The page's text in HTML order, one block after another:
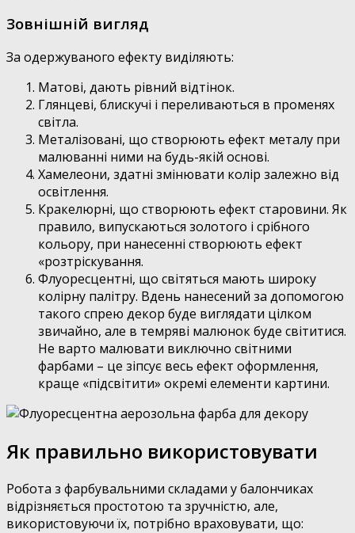
Зовнішній вигляд
За одержуваного ефекту виділяють:
Матові, дають рівний відтінок.
Глянцеві, блискучі і переливаються в променях
світла.
Металізовані, що створюють ефект металу при
малюванні ними на будь-якій основі.
Хамелеони, здатні змінювати колір залежно від
освітлення.
Кракелюрні, що створюють ефект старовини. Як
правило, випускаються золотого і срібного
кольору, при нанесенні створюють ефект
«розтріскування.
Флуоресцентні, що світяться мають широку
колірну палітру. Вдень нанесений за допомогою
такого спрею декор буде виглядати цілком
звичайно, але в темряві малюнок буде світитися.
Не варто малювати виключно світними
фарбами – це зіпсує весь ефект оформлення,
краще «підсвітити» окремі елементи картини.
Як правильно використовувати
Робота з фарбувальними складами у балончиках
відрізняється простотою та зручністю, але,
використовуючи їх, потрібно враховувати, що: